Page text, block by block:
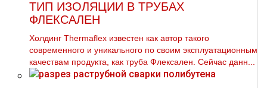
ТИП ИЗОЛЯЦИИ В ТРУБАХ
ФЛЕКСАЛЕН
Холдинг Thermaflex известен как автор такого
современного и уникального по своим эксплуатационным
качествам продукта, как труба Флексален. Сейчас данн...